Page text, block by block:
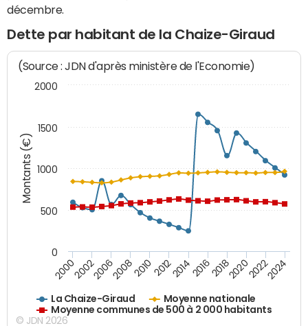
décembre.
Dette par habitant de la Chaize-Giraud
Montants (€)
(Source : JDN d'après ministère de l'Economie)
La Chaize-Giraud
Moyenne nationale
Moyenne communes de 500 à 2 000 habitants
200020022006200820102012201420162018202020222024
0
500
1000
1500
2000
© JDN 2026